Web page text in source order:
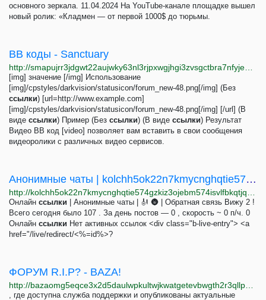
основного зеркала. 11.04.2024 На YouTube-канале площадке вышел
новый ролик: «Кладмен — от первой 1000$ до тюрьмы.
BB коды - Sanctuary
[img] значение [/img] Использование
[img]/cpstyles/darkvision/statusicon/forum_new-48.png[/img] (Без
ссылки) [url=http://www.example.com]
[img]/cpstyles/darkvision/statusicon/forum_new-48.png[/img] [/url] (В
виде ссылки) Пример (Без ссылки) (В виде ссылки) Результат
Видео BB код [video] позволяет вам вставить в свои сообщения
видеоролики с различных видео сервисов.
Анонимные чаты | kolchh5ok22n7kmycnghqtie574gzkiz3ojebm574isvlfbkqtjqvdyd.onion
Онлайн ссылки | Анонимные чаты | 🎻 🌚 | Обратная связь Вижу 2 !
Всего сегодня было 107 . За день постов — 0 , скорость ~ 0 п/ч. 0
Онлайн ссылки Нет активных ссылок <div class="b-live-entry"> <a
href="/live/redirect/<%=id%>?
ФОРУМ R.I.P? - BAZA!
, где доступна служба поддержки и опубликованы актуальные